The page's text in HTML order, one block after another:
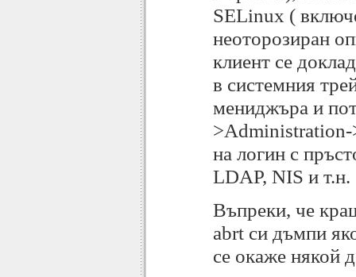
SELinux (
неоторозиран
клиент се
в системния
мениджъра и
>Administration-
на логин с
LDAP, NIS и т.н.
Въпреки, че
abrt си дъмпи
се окаже някой